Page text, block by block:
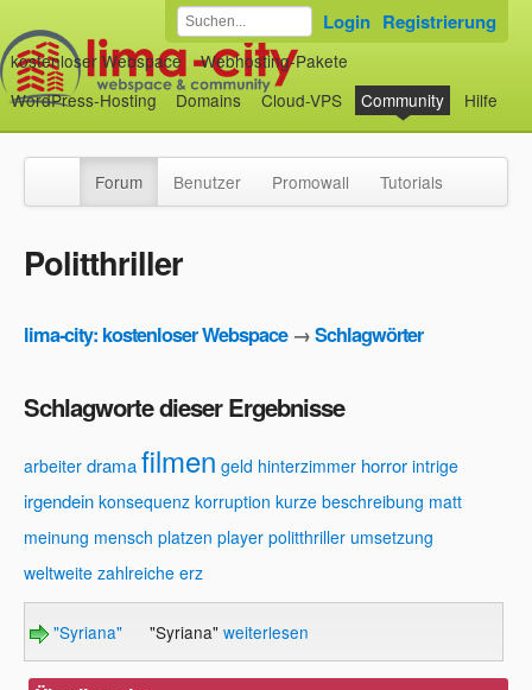
kostenloser Webspace
Webhosting-Pakete
WordPress-Hosting
Domains Cloud-VPS Community Hilfe
Login Registrierung
Forum Benutzer Promowall Tutorials
Politthriller
lima-city: kostenloser Webspace→Schlagwörter
Schlagworte dieser Ergebnisse
arbeiter dramafilmen geld hinterzimmer horror intrige
irgendein konsequenz korruption kurze beschreibung matt
meinung mensch platzen player politthriller umsetzung
weltweite zahlreiche erz
"Syriana" "Syriana" weiterlesen